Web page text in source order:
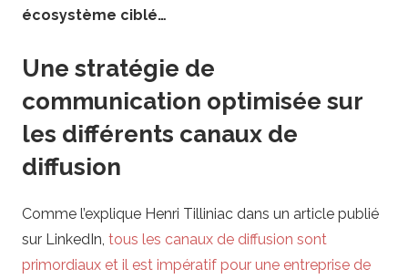
écosystème ciblé…
Une stratégie de
communication optimisée sur
les différents canaux de
diffusion
Comme l’explique Henri Tilliniac dans un article publié
sur LinkedIn, tous les canaux de diffusion sont
primordiaux et il est impératif pour une entreprise de